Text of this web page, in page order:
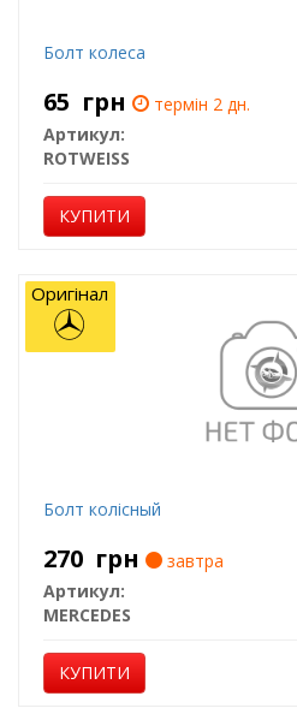
Болт колеса
65 грн
термін 2 дн.
Артикул:
ROTWEISS
КУПИТИ
Болт колісный
270 грн
завтра
Артикул:
MERCEDES
КУПИТИ
Оригінал